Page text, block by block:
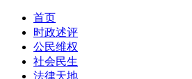
首页
时政述评
公民维权
社会民生
法律天地